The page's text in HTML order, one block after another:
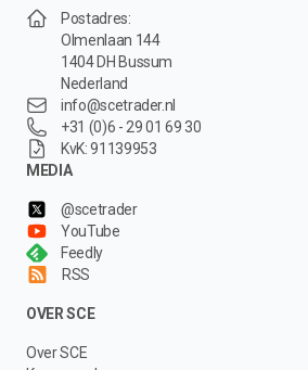
Postadres:
Olmenlaan 144
1404 DH Bussum
Nederland
info@scetrader.nl
+31 (0)6 - 29 01 69 30
KvK: 91139953
MEDIA
@scetrader
YouTube
Feedly
RSS
OVER SCE
Over SCE